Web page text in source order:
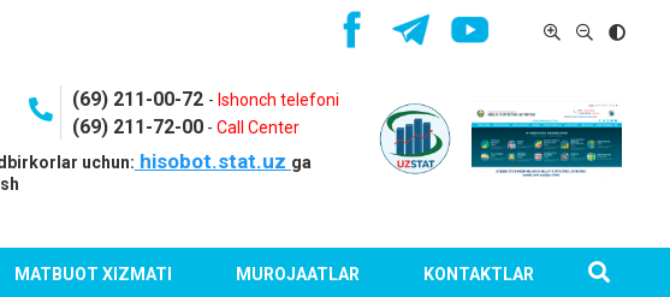
(69) 211-00-72 - Ishonch telefoni
(69) 211-72-00- Call Center
uchun: hisobot.stat.uz ga
MATBUOT XIZMATI MUROJAATLAR KONTAKTLAR